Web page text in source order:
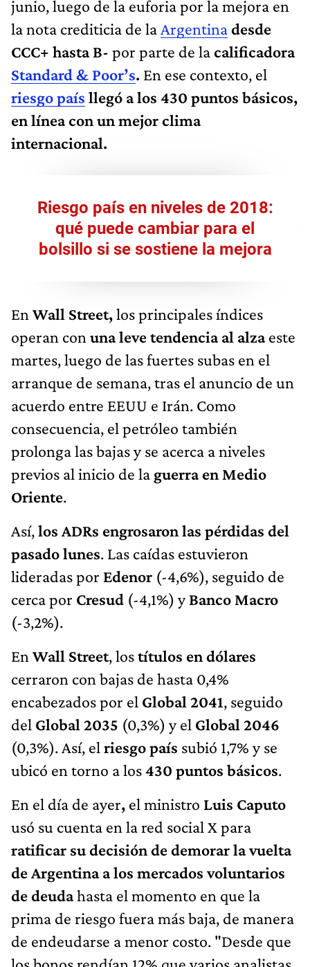
junio, luego de la euforia por la mejora en
la nota crediticia de la Argentinadesde
CCC+ hasta B- por parte de lacalificadora
Standard & Poor’s. En ese contexto, el
riesgo país llegó a los 430 puntos básicos,
en línea con un mejor clima
internacional.
Riesgo país en niveles de 2018:
qué puede cambiar para el
bolsillo si se sostiene la mejora
En Wall Street,los principales índices
operan con una leve tendencia al alzaeste
martes, luego de las fuertes subas en el
arranque de semana, tras el anuncio de un
acuerdo entre EEUU e Irán. Como
consecuencia, el petróleo también
prolonga las bajas y se acerca a niveles
previos al inicio de la guerra en Medio
Oriente.
Así,los ADRs engrosaron las pérdidas del
pasado lunes. Las caídas estuvieron
lideradas por Edenor (-4,6%), seguido de
cerca por Cresud (-4,1%) yBanco Macro
(-3,2%).
En Wall Street, lostítulos en dólares
cerraron con bajas de hasta 0,4%
encabezados por el Global 2041, seguido
del Global 2035 (0,3%) y el Global 2046
(0,3%). Así, el riesgo país subió 1,7% y se
ubicó en torno a los430 puntos básicos.
En el día de ayer, el ministro Luis Caputo
usó su cuenta en la red social X para
ratificar su decisión de demorar la vuelta
de Argentina a los mercados voluntarios
de deudahasta el momento en que la
prima de riesgo fuera más baja, de manera
de endeudarse a menor costo. "Desde que